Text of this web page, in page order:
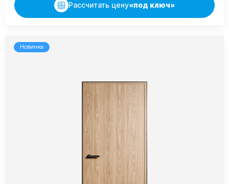
Рассчитать цену«под ключ»
Новинка